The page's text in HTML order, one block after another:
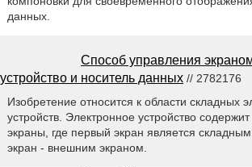
данных.
Способ управления
устройство и носитель данных // 2782176
Изобретение относится к области складных
устройств. Электронное устройство
экраны, где первый экран является
экран - внешним экраном.